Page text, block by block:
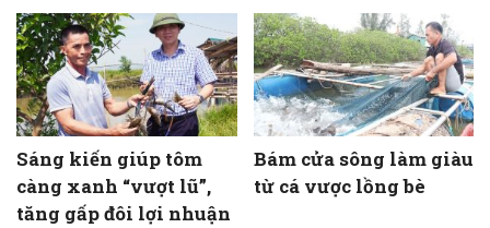
Sáng kiến giúp tôm
càng xanh “vượt lũ”,
tăng gấp đôi lợi nhuận
Bám cửa sông làm giàu
từ cá vược lồng bè